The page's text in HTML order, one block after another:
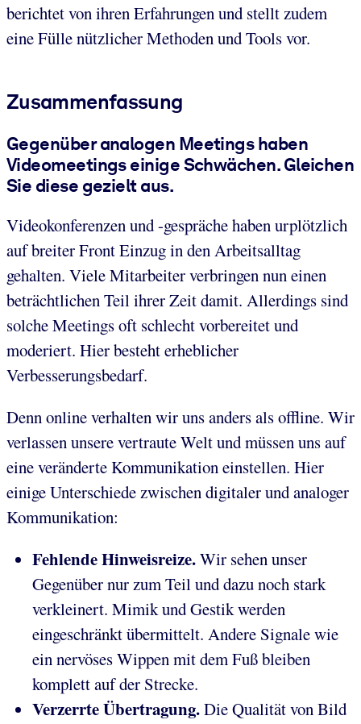
berichtet von ihren Erfahrungen und stellt zudem
eine Fülle nützlicher Methoden und Tools vor.
Zusammenfassung
Gegenüber analogen Meetings haben
Videomeetings einige Schwächen. Gleichen
Sie diese gezielt aus.
Videokonferenzen und -gespräche haben urplötzlich
auf breiter Front Einzug in den Arbeitsalltag
gehalten. Viele Mitarbeiter verbringen nun einen
beträchtlichen Teil ihrer Zeit damit. Allerdings sind
solche Meetings oft schlecht vorbereitet und
moderiert. Hier besteht erheblicher
Verbesserungsbedarf.
Denn online verhalten wir uns anders als offline. Wir
verlassen unsere vertraute Welt und müssen uns auf
eine veränderte Kommunikation einstellen. Hier
einige Unterschiede zwischen digitaler und analoger
Kommunikation:
Fehlende Hinweisreize.Wir sehen unser
Gegenüber nur zum Teil und dazu noch stark
verkleinert. Mimik und Gestik werden
eingeschränkt übermittelt. Andere Signale wie
ein nervöses Wippen mit dem Fuß bleiben
komplett auf der Strecke.
Verzerrte Übertragung.Die Qualität von Bild